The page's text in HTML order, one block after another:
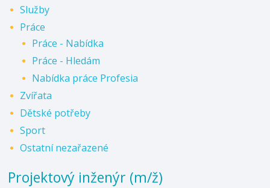
Služby
Práce
Práce - Nabídka
Práce - Hledám
Nabídka práce Profesia
Zvířata
Dětské potřeby
Sport
Ostatní nezařazené
Projektový inženýr (m/ž)